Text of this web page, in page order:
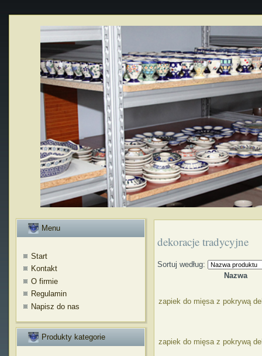
Menu
Start
Kontakt
O firmie
Regulamin
Napisz do nas
Produkty kategorie
dekoracje tradycyjne
Sortuj według:
Nazwa
zapiek do mięsa z pokrywą
zapiek do mięsa z pokrywą